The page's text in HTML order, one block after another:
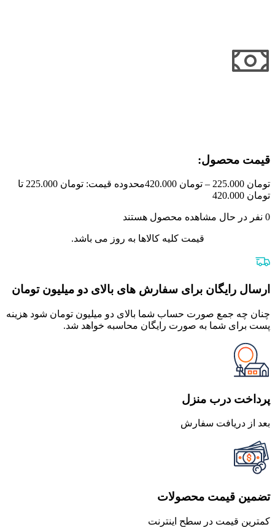
قیمت محصول:​
تومان – تومان
محدوده قیمت: تومان 225.000 تا
تومان 420.000
0 نفر در حال مشاهده محصول هستند
قیمت کلیه کالاها به روز می باشد.
ارسال رایگان برای سفارش های بالای دو میلیون تومان
چنان چه جمع صورت حساب شما بالای دو میلیون تومان شود هزینه
پست برای شما به صورت رایگان محاسبه خواهد شد.
پرداخت درب منزل
بعد از دریافت سفارش
تضمین قیمت محصولات
کمترین قیمت در سطح اینترنت